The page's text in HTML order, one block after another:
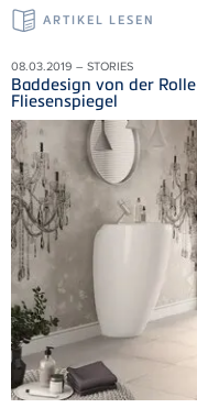
ARTIKEL LESEN
08.03.2019 – STORIES
Baddesign von der
Fliesenspiegel